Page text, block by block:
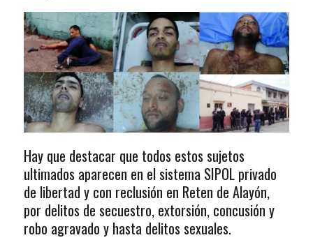
Hay que destacar que todos estos sujetos
ultimados aparecen en el sistema SIPOL privado
de libertad y con reclusión en Reten de Alayón,
por delitos de secuestro, extorsión, concusión y
robo agravado y hasta delitos sexuales.